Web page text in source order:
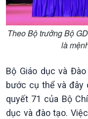
Tin Kinh tế
Trước giờ mở cửa
Dòng chảy Kinh tế
Sức sống hàng Việt
Theo Bộ trưởng Bộ
là
Bộ Giáo dục và
bước cụ thể và đây
quyết 71 của Bộ
dục và đào tạo.